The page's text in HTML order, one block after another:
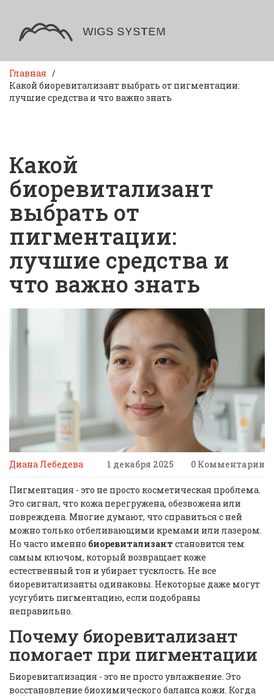
Главная
Какой биоревитализант выбрать от пигментации:
лучшие средства и что важно знать
Какой
биоревитализант
выбрать от
пигментации:
лучшие средства и
что важно знать
Диана Лебедева 1 декабря 2025 0 Комментарии
Пигментация - это не просто косметическая проблема.
Это сигнал, что кожа перегружена, обезвожена или
повреждена. Многие думают, что справиться с ней
можно только отбеливающими кремами или лазером.
Но часто именно биоревитализант становится тем
самым ключом, который возвращает коже
естественный тон и убирает тусклость. Не все
биоревитализанты одинаковы. Некоторые даже могут
усугубить пигментацию, если подобраны
неправильно.
Почему биоревитализант
помогает при пигментации
Биоревитализация - это не просто увлажнение. Это
восстановление биохимического баланса кожи. Когда